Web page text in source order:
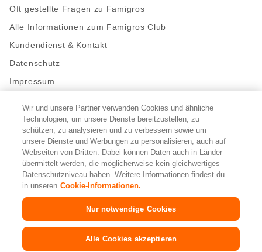
Oft gestellte Fragen zu Famigros
Alle Informationen zum Famigros Club
Kundendienst & Kontakt
Datenschutz
Impressum
Bleibe mit uns in Kontakt
Facebook
https://twitter.com/migros
https://www.youtube.com/user/
PinterestInstagram
Cookie-Einstellungen
© 2026 Migros-Genossenschafts-Bund
FR IT
Wir und unsere Partner verwenden Cookies und ähnliche
Technologien, um unsere Dienste bereitzustellen, zu
schützen, zu analysieren und zu verbessern sowie um
unsere Dienste und Werbungen zu personalisieren, auch auf
Webseiten von Dritten. Dabei können Daten auch in Länder
übermittelt werden, die möglicherweise kein gleichwertiges
Datenschutzniveau haben. Weitere Informationen findest du
in unseren Cookie-Informationen.
Nur notwendige Cookies
Alle Cookies akzeptieren